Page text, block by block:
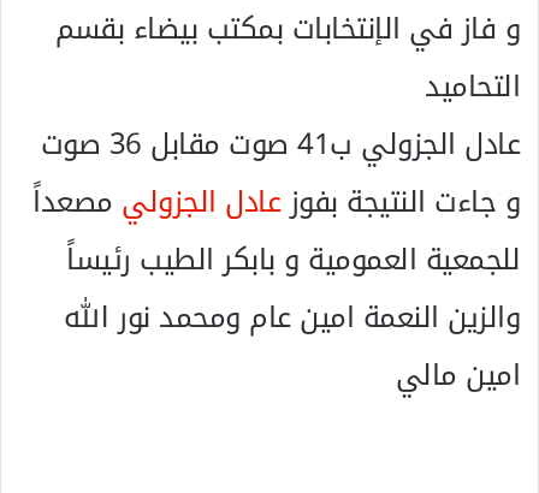
و فاز في الإنتخابات بمكتب بيضاء بقسم
التحاميد
عادل الجزولي ب41 صوت مقابل 36 صوت
و جاءت النتيجة بفوزعادل الجزوليمصعداً
للجمعية العمومية و بابكر الطيب رئيساً
والزين النعمة امين عام ومحمد نور الله
امين مالي